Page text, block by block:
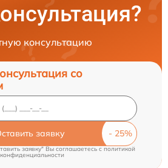
консультацию
со
заявку
заявку" Вы соглашаетесь cполитикой
конфиденциальности